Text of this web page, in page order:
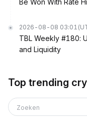
Be Won With Rate
2026-08-08 03:01
TBL Weekly #180:
and Liquidity
Top trending
Zoeken